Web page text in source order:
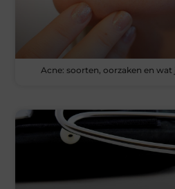
Acne: soorten, oorzaken en wat